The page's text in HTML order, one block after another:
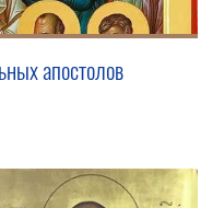
апостолов